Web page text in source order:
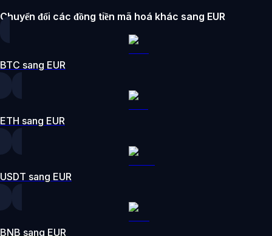
Chuyển đổi các đồng tiền mã hoá khác sang EUR
BTC sang EUR
ETH sang EUR
USDT sang EUR
BNB sang EUR